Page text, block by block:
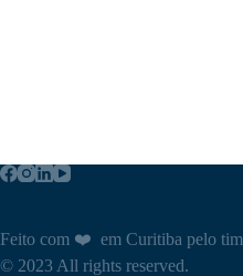
Feito com ❤️ em Curitiba pelo
© 2023 All rights reserved.